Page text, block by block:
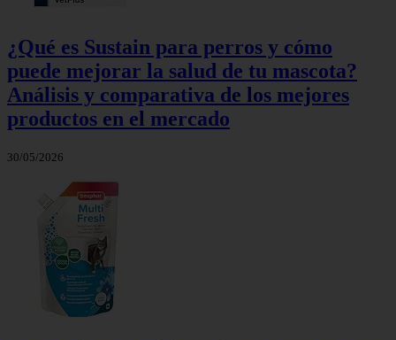
¿Qué es Sustain para perros y cómo
puede mejorar la salud de tu mascota?
Análisis y comparativa de los mejores
productos en el mercado
30/05/2026